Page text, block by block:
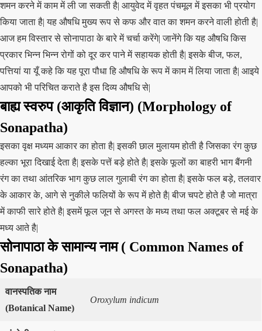
शमन करने में काम में ली जा सकती है| आयुवेद में वृहत पंचमूल में इसका भी प्रयोग
किया जाता है| यह औषधि मुख्य रूप से कफ और वात का शमन करने वाली होती है|
आज हम विस्तार से सोनापाठा के बारे में चर्चा करेंगे| जानेंगे कि यह औषधि किस
प्रकार भिन्न भिन्न रोगों को दूर कर पाने में सहायक होती है| इसके बीज, फल,
पत्तियां या यूँ कहे कि यह पूरा पौधा हि औषधि के रूप में काम में लिया जाता है| आइये
आपको भी परिचित कराते है इस दिव्य औषधि से|
बाह्य स्वरुप (आकृति विज्ञान) (Morphology of
Sonapatha)
इसका वृक्ष मध्यम आकार का होता है| इसकी छाल मुलायम होती है जिसका रंग कुछ
हल्का भूरा दिखाई देता है| इसके पत्तें बड़े होते है| इसके फूलों का बाहरी भाग बैंगनी
रंग का तथा आंतरिक भाग कुछ लाल गुलाबी रंग का होता है| इसके फल बड़े, तलवार
के आकार के, आगे से नुकीले फलियों के रूप में होते है| बीज चपटे होते है जो मात्रा
में काफी सारे होते है| इसमें फूल जून से अगस्त के मध्य तथा फल अक्टूबर से मई के
मध्य आते है|
सोनापाठा के सामान्य नाम ( Common Names of
Sonapatha)
वानस्पतिक नाम
(Botanical Name)
Oroxylum indicum